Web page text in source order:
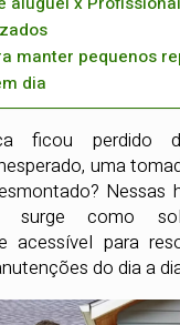
manter pequenos
dia
ficou perdido
uma
Nessas
surge como
acessível para
do dia a